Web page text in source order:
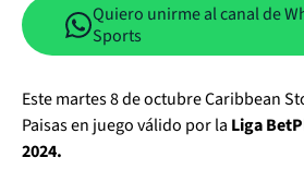
Quiero unirme al canal de
Sports
Este martes 8 de octubre Caribbean
Paisas en juego válido por la Liga
2024.